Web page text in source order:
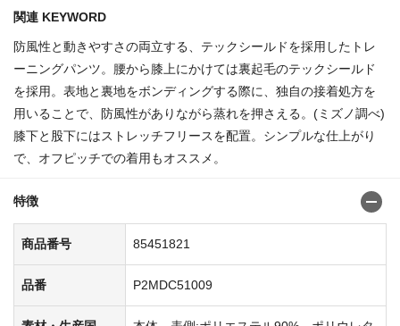
関連 KEYWORD
防風性と動きやすさの両立する、テックシールドを採用したトレ
ーニングパンツ。腰から膝上にかけては裏起毛のテックシールド
を採用。表地と裏地をボンディングする際に、独自の接着処方を
用いることで、防風性がありながら蒸れを押さえる。(ミズノ調べ)
膝下と股下にはストレッチフリースを配置。シンプルな仕上がり
で、オフピッチでの着用もオススメ。
特徴
商品番号 85451821
品番 P2MDC51009